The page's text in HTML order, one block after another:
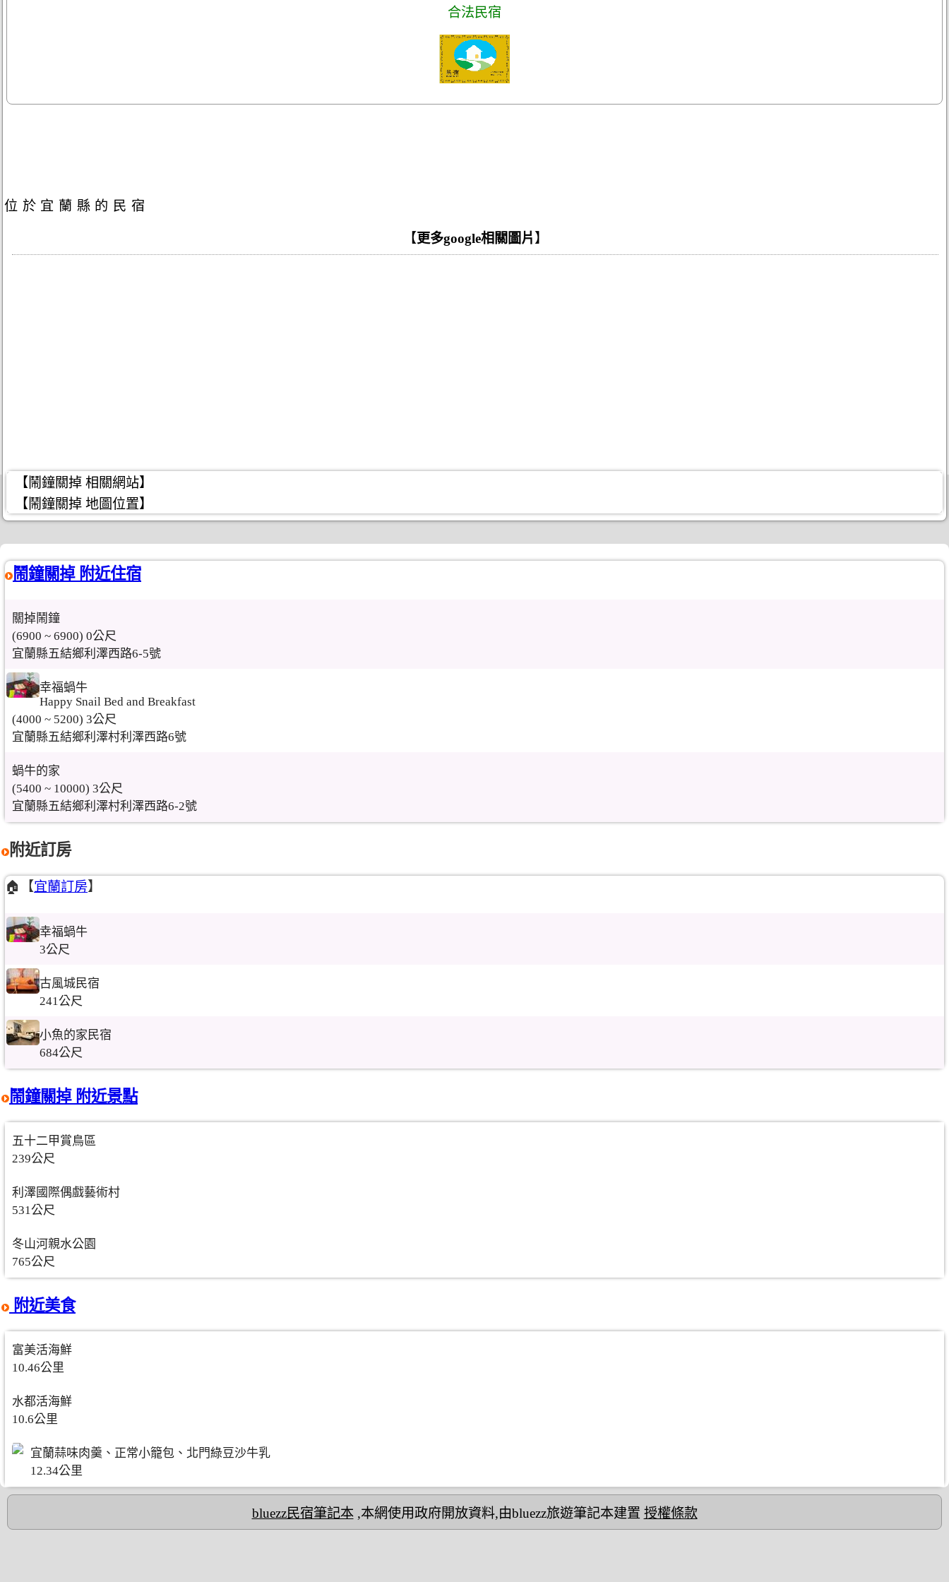
合法民宿
位於宜蘭縣的民宿
【 更多google相關圖片 】
【鬧鐘關掉 相關網站】
【鬧鐘關掉 地圖位置】
鬧鐘關掉 附近住宿
關掉鬧鐘
(6900 ~ 6900) 0公尺
宜蘭縣五結鄉利澤西路6-5號
幸福蝸牛
Happy Snail Bed and Breakfast
(4000 ~ 5200) 3公尺
宜蘭縣五結鄉利澤村利澤西路6號
蝸牛的家
(5400 ~ 10000) 3公尺
宜蘭縣五結鄉利澤村利澤西路6-2號
附近訂房
🏠【宜蘭訂房】
幸福蝸牛
3公尺
古風城民宿
241公尺
小魚的家民宿
684公尺
鬧鐘關掉 附近景點
五十二甲賞鳥區
239公尺
利澤國際偶戲藝術村
531公尺
冬山河親水公園
765公尺
附近美食
富美活海鮮
10.46公里
水都活海鮮
10.6公里
宜蘭蒜味肉羹、正常小籠包、北門綠豆沙牛乳
12.34公里
bluezz民宿筆記本,本網使用政府開放資料,由bluezz旅遊筆記本建置 授權條款